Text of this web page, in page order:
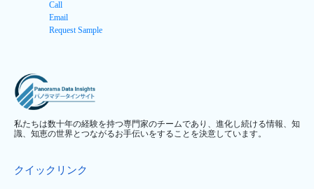
Call
Email
Request Sample
私たちは数十年の経験を持つ専門家のチームであり、進化し続ける情報、知
識、知恵の世界とつながるお手伝いをすることを決意しています。
クイックリンク